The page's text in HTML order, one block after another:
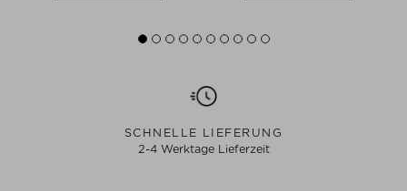
SCHNELLE LIEFERUNG
2-4 Werktage Lieferzeit